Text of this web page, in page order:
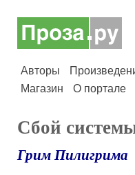
Авторы
Магазин
О портале
Сбой
Грим Пилигрима